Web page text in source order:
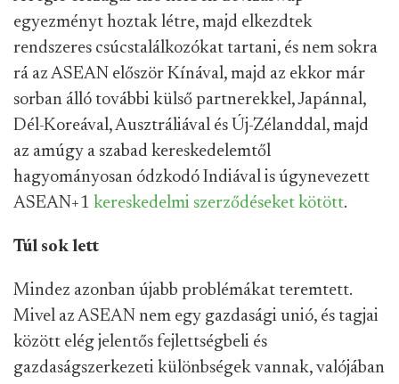
egyezményt hoztak létre, majd elkezdtek
rendszeres csúcstalálkozókat tartani, és nem sokra
rá az ASEAN először Kínával, majd az ekkor már
sorban álló további külső partnerekkel, Japánnal,
Dél-Koreával, Ausztráliával és Új-Zélanddal, majd
az amúgy a szabad kereskedelemtől
hagyományosan ódzkodó Indiával is úgynevezett
ASEAN+1 kereskedelmi szerződéseket kötött.
Túl sok lett
Mindez azonban újabb problémákat teremtett.
Mivel az ASEAN nem egy gazdasági unió, és tagjai
között elég jelentős fejlettségbeli és
gazdaságszerkezeti különbségek vannak, valójában